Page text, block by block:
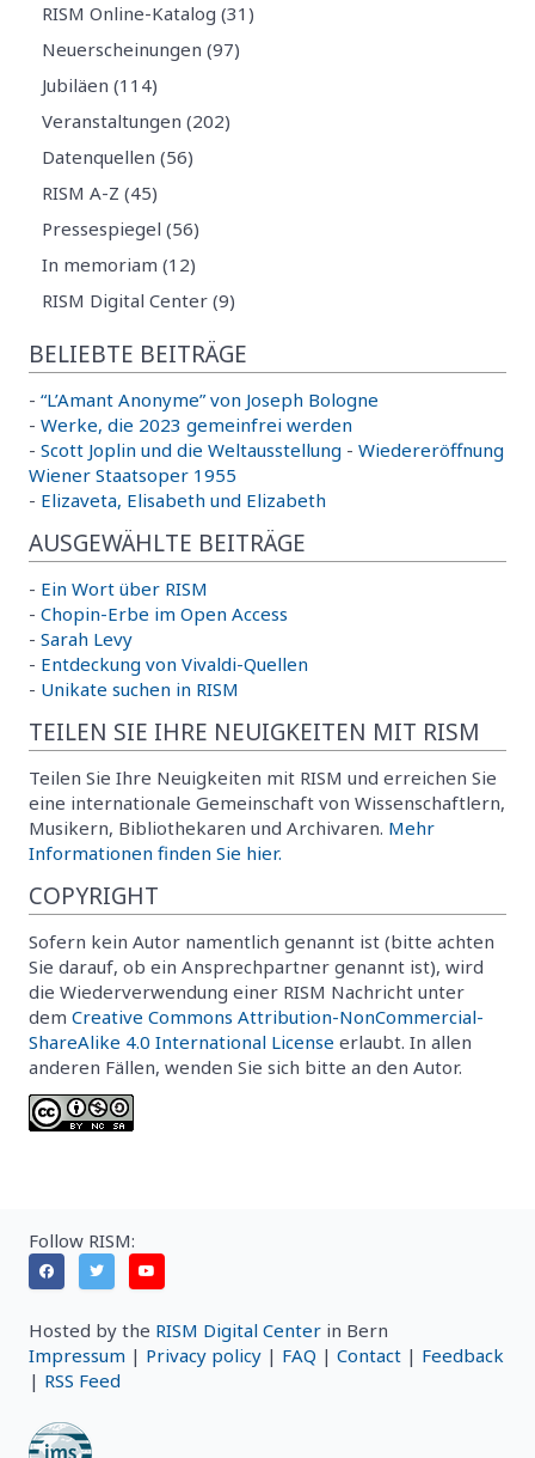
RISM Online-Katalog (31)
Neuerscheinungen (97)
Jubiläen (114)
Veranstaltungen (202)
Datenquellen (56)
RISM A-Z (45)
Pressespiegel (56)
In memoriam (12)
RISM Digital Center (9)
BELIEBTE BEITRÄGE
- “L’Amant Anonyme” von Joseph Bologne
- Werke, die 2023 gemeinfrei werden
- Scott Joplin und die Weltausstellung - Wiedereröffnung
Wiener Staatsoper 1955
- Elizaveta, Elisabeth und Elizabeth
AUSGEWÄHLTE BEITRÄGE
- Ein Wort über RISM
- Chopin-Erbe im Open Access
- Sarah Levy
- Entdeckung von Vivaldi-Quellen
- Unikate suchen in RISM
TEILEN SIE IHRE NEUIGKEITEN MIT RISM
Teilen Sie Ihre Neuigkeiten mit RISM und erreichen Sie
eine internationale Gemeinschaft von Wissenschaftlern,
Musikern, Bibliothekaren und Archivaren. Mehr
Informationen finden Sie hier.
COPYRIGHT
Sofern kein Autor namentlich genannt ist (bitte achten
Sie darauf, ob ein Ansprechpartner genannt ist), wird
die Wiederverwendung einer RISM Nachricht unter
dem Creative Commons Attribution-NonCommercial-
ShareAlike 4.0 International License erlaubt. In allen
anderen Fällen, wenden Sie sich bitte an den Autor.
Follow RISM:
Hosted by the RISM Digital Center in Bern
Impressum | Privacy policy | FAQ | Contact | Feedback
| RSS Feed